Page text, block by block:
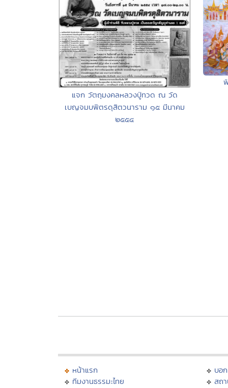
แจก วัตถุมงคลหลวงปู่ทวด ณ วัด
เบญจมบพิตรดุสิตวนาราม ๑๕ มีนาคม
๒๕๕๔
หน้าแรก
ทีมงานธรรมะไทย
บอ
สถ